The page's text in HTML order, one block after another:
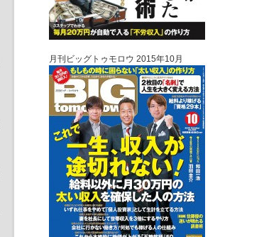
月刊ビッグトゥモロウ 2015年10月